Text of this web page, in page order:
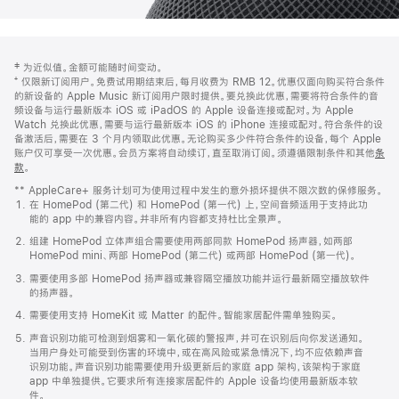
页
页
脚
注
‡ 为近似值。金额可能随时间变动。
⁺ 仅限新订阅用户。免费试用期结束后，每月收费为 RMB 12。优惠仅面向购买符合条件
的新设备的 Apple Music 新订阅用户限时提供。要兑换此优惠，需要将符合条件的音
频设备与运行最新版本 iOS 或 iPadOS 的 Apple 设备连接或配对。为 Apple
Watch 兑换此优惠，需要与运行最新版本 iOS 的 iPhone 连接或配对。符合条件的设
备激活后，需要在 3 个月内领取此优惠。无论购买多少件符合条件的设备，每个 Apple
账户仅可享受一次优惠。会员方案将自动续订，直至取消订阅。须遵循限制条件和其他条
款。
窗
口
中
打
开)
** AppleCare+ 服务计划可为使用过程中发生的意外损坏提供不限次数的保修服务。
在 HomePod (第二代) 和 HomePod (第一代) 上，空间音频适用于支持此功
能的 app 中的兼容内容。并非所有内容都支持杜比全景声。
组建 HomePod 立体声组合需要使用两部同款 HomePod 扬声器，如两部
HomePod mini、两部 HomePod (第二代) 或两部 HomePod (第一代)。
需要使用多部 HomePod 扬声器或兼容隔空播放功能并运行最新隔空播放软件
的扬声器。
需要使用支持 HomeKit 或 Matter 的配件。智能家居配件需单独购买。
声音识别功能可检测到烟雾和一氧化碳的警报声，并可在识别后向你发送通知。
当用户身处可能受到伤害的环境中，或在高风险或紧急情况下，均不应依赖声音
识别功能。声音识别功能需要使用升级更新后的家庭 app 架构，该架构于家庭
app 中单独提供。它要求所有连接家居配件的 Apple 设备均使用最新版本软
件。